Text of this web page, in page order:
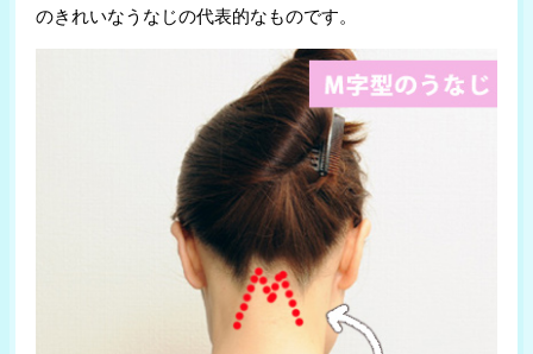
のきれいなうなじの代表的なものです。